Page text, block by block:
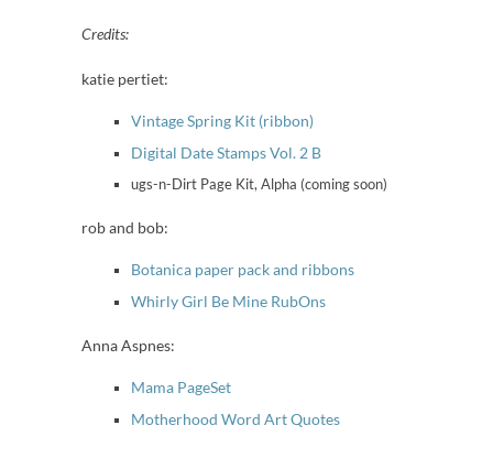
Credits:
katie pertiet:
Vintage Spring Kit (ribbon)
Digital Date Stamps Vol. 2 B
ugs-n-Dirt Page Kit, Alpha (coming soon)
rob and bob:
Botanica paper pack and ribbons
Whirly Girl Be Mine RubOns
Anna Aspnes:
Mama PageSet
Motherhood Word Art Quotes